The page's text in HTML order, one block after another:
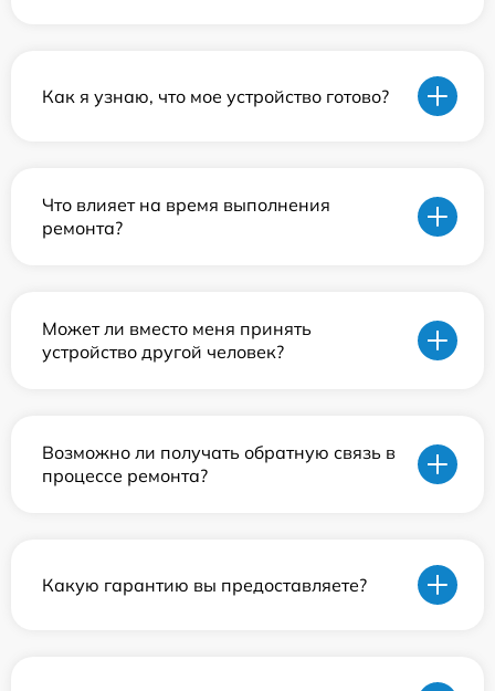
Как я узнаю, что мое устройство готово?
Что влияет на время выполнения
ремонта?
Может ли вместо меня принять
устройство другой человек?
Возможно ли получать обратную связь в
процессе ремонта?
Какую гарантию вы предоставляете?